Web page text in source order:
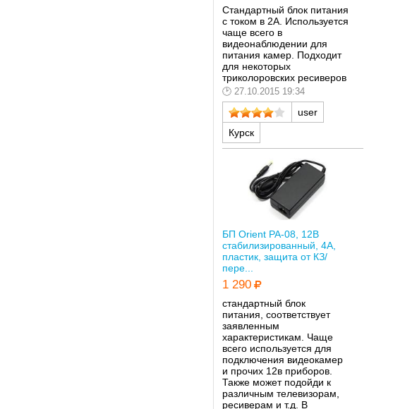
Стандартный блок питания
с током в 2А. Используется
чаще всего в
видеонаблюдении для
питания камер. Подходит
для некоторых
триколоровских ресиверов
27.10.2015 19:34
user
Курск
БП Orient PA-08, 12В
стабилизированный, 4А,
пластик, защита от КЗ/
пере...
1 290
стандартный блок
питания, соответствует
заявленным
характеристикам. Чаще
всего используется для
подключения видеокамер
и прочих 12в приборов.
Также может подойди к
различным телевизорам,
ресиверам и т.д. В